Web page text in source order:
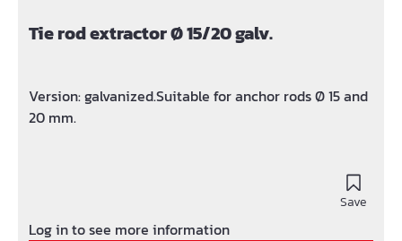
können sicher abgedichtet werden!
Tie rod extractor Ø 15/20 galv.
Version: galvanized.Suitable for anchor rods Ø 15 and
20 mm.
Save
Log in to see more information